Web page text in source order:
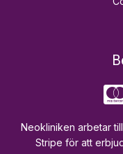
Neokliniken arbetar
Stripe för att